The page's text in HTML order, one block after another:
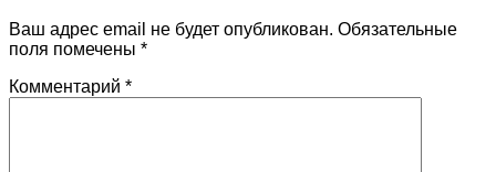
Ваш адрес email не будет опубликован. Обязательные
поля помечены *
Комментарий *